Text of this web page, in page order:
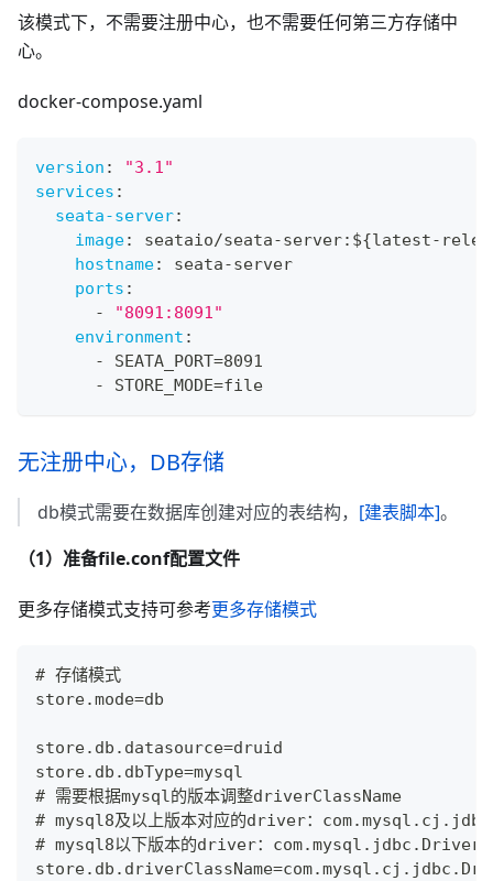
该模式下，不需要注册中心，也不需要任何第三方存储中
心。
docker-compose.yaml
version :
"3.1"
services :
seata-server:
image: seataio/seata-server: ${latest-
hostname: seata-server
ports :
-
"8091:8091"
environment :
-
SEATA_PORT=8091
-
STORE_MODE=file
无注册中心，DB存储
db模式需要在数据库创建对应的表结构， [建表脚本]。
（1）准备file.conf配置文件
更多存储模式支持可参考更多存储模式
# 存储模式
store.mode=db
store.db.datasource=druid
store.db.dbType=mysql
# 需要根据mysql的版本调整driverClassName
# mysql8及以上版本对应的driver：
# mysql8以下版本的driver：com.mysql.jdbc.Driver